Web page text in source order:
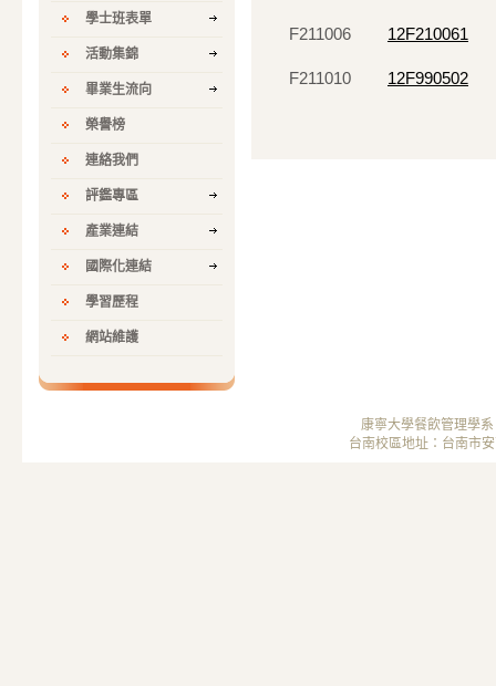
學士班表單
活動集錦
畢業生流向
榮譽榜
連絡我們
評鑑專區
產業連結
國際化連結
學習歷程
網站維護
F211006 12F210061
F211010 12F990502
康寧大學餐飲管理學
台南校區地址：台南市